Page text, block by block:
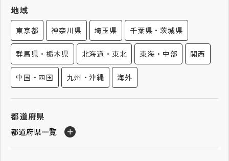
学校HP最新情報
特集
NettyLandかわら版
その他
地域
東京都 神奈川県 埼玉県 千葉県・茨城県
群馬県・栃木県 北海道・東北 東海・中部 関西
中国・四国 九州・沖縄 海外
都道府県
都道府県一覧